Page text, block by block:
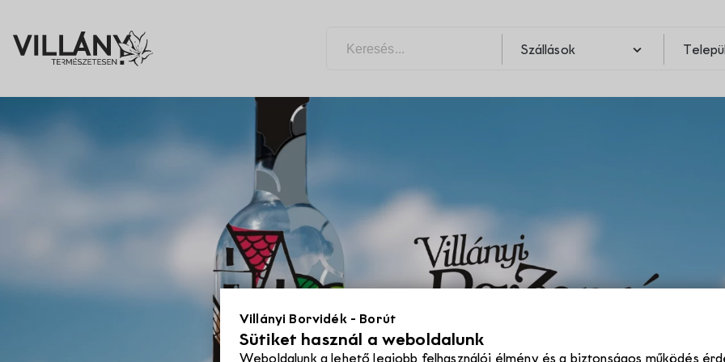
Villányi Borvidék - Borút
Sütiket használ a weboldalunk
Weboldalunk a lehető legjobb felhasználói élmény és a biztonságos működés
Pincék
Szállások
Leírás Térkép
Pincék
Programok
Éttermek